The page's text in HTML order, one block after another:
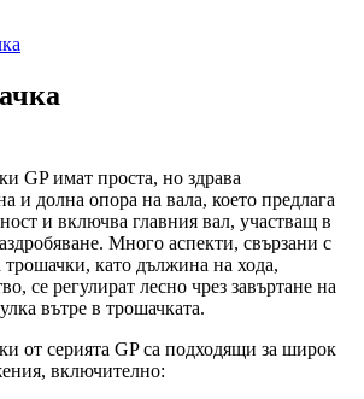
GP имат проста, но здрава
и долна опора на вала, което предлага
и включва главния вал, участващ в
Много аспекти, свързани с
трошачки, като дължина на хода,
се регулират лесно чрез завъртане на
вътре в трошачката.
от серията GP са подходящи за широк
включително: